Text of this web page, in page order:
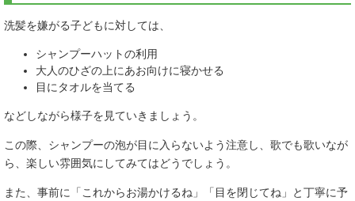
洗髪を嫌がる子どもに対しては、
シャンプーハットの利用
大人のひざの上にあお向けに寝かせる
目にタオルを当てる
などしながら様子を見ていきましょう。
この際、シャンプーの泡が目に入らないよう注意し、歌でも歌いなが
ら、楽しい雰囲気にしてみてはどうでしょう。
また、事前に「これからお湯かけるね」「目を閉じてね」と丁寧に予